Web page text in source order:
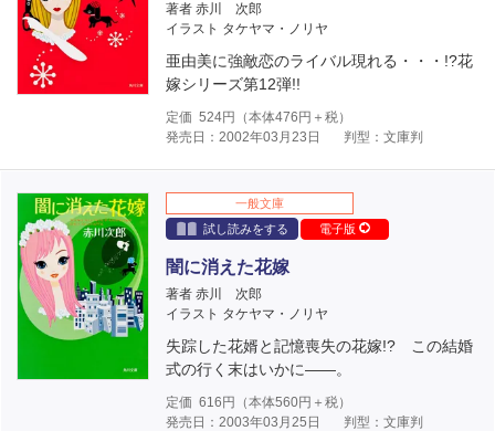
著者 赤川 次郎
イラスト タケヤマ・ノリヤ
亜由美に強敵恋のライバル現れる・・・!?花
嫁シリーズ第12弾!!
定価 524円（本体476 円＋税）
発売日：2002年03月23日
判型：文庫判
一般文庫
試し読みをする
電子版
闇に消えた花嫁
著者 赤川 次郎
イラスト タケヤマ・ノリヤ
失踪した花婿と記憶喪失の花嫁!? この結婚
式の行く末はいかに――。
定価 616 円（本体560円＋税）
発売日：2003年03月25日
判型：文庫判